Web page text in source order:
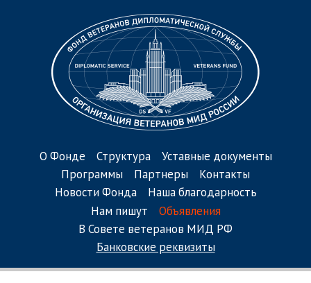
О Фонде Структура
Уставные документы
Программы
Партнеры
Контакты
Новости Фонда
Наша благодарность
Нам пишут
Объявления
В Совете ветеранов МИД РФ
Банковские реквизиты